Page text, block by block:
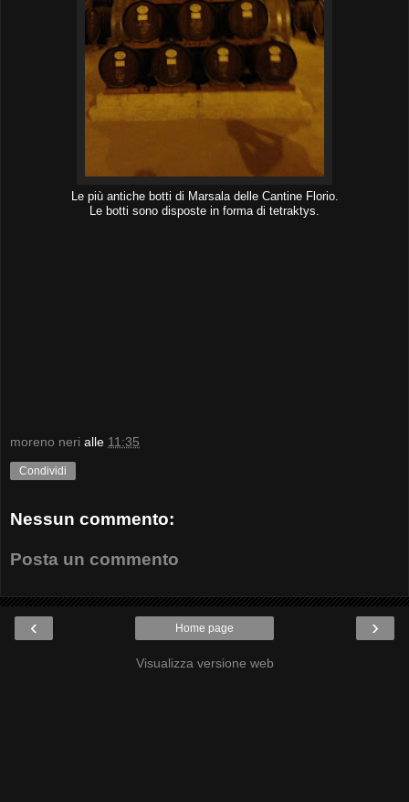
Le più antiche botti di Marsala delle Cantine Florio.
Le botti sono disposte in forma di tetraktys.
moreno neri alle 11:35
Condividi
Nessun commento:
Posta un commento
‹ ›
Home page
Visualizza versione web